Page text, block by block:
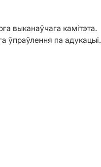
выканаўчага камітэта.
ўпраўлення па адукацыі.